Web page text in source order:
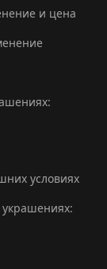
и цена
условиях